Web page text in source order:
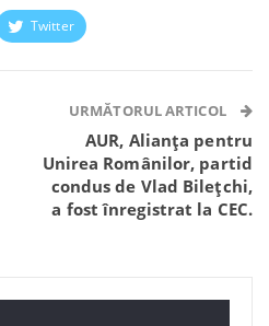
Twitter
Viber
URMĂTORUL ARTICOL
AUR, Alianța pentru
Unirea Românilor, partid
condus de Vlad Bilețchi,
a fost înregistrat la CEC.